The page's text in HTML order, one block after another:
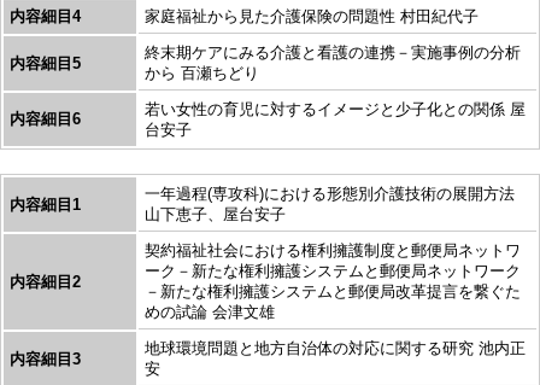
内容細目4
家庭福祉から見た介護保険の問題性 村田紀代子
内容細目5
終末期ケアにみる介護と看護の連携－実施事例の分析
から 百瀬ちどり
内容細目6
若い女性の育児に対するイメージと少子化との関係 屋
台安子
内容細目1
一年過程(専攻科)における形態別介護技術の展開方法
山下恵子、屋台安子
内容細目2
契約福祉社会における権利擁護制度と郵便局ネットワ
ーク－新たな権利擁護システムと郵便局ネットワーク
－新たな権利擁護システムと郵便局改革提言を繋ぐた
めの試論 会津文雄
内容細目3
地球環境問題と地方自治体の対応に関する研究 池内正
安